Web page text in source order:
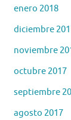
enero 2018
diciembre
noviembre
octubre 2017
septiembre
agosto 2017